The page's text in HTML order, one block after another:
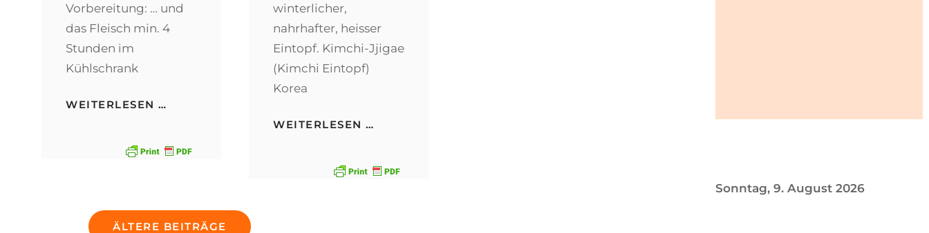
Vorbereitung: … und
das Fleisch min. 4
Stunden im
Kühlschrank
WEITERLESEN …
winterlicher,
nahrhafter, heisser
Eintopf. Kimchi-Jjigae
(Kimchi Eintopf)
Korea
WEITERLESEN …
Beitragsnavigation
ÄLTERE BEITRÄGE
Sonntag, 9. August 2026